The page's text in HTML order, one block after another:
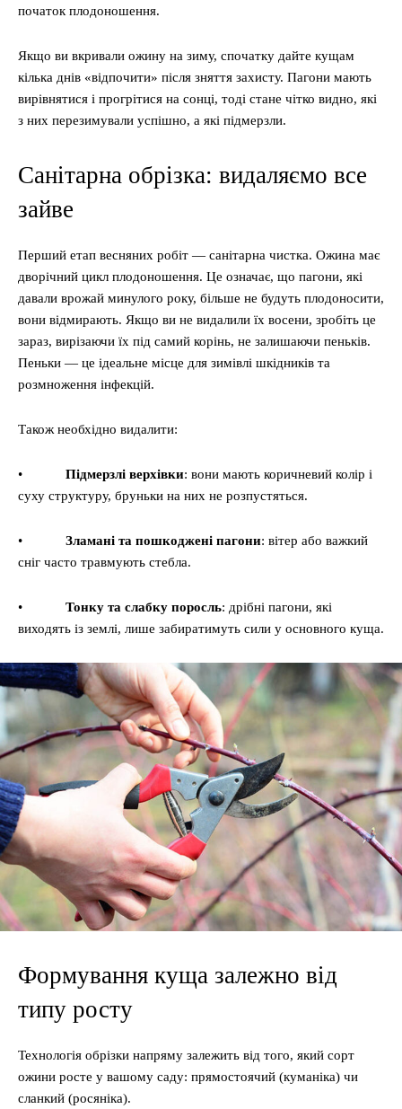
початок плодоношення.
Якщо ви вкривали ожину на зиму, спочатку дайте кущам
кілька днів «відпочити» після зняття захисту. Пагони мають
вирівнятися і прогрітися на сонці, тоді стане чітко видно, які
з них перезимували успішно, а які підмерзли.
Санітарна обрізка: видаляємо все
зайве
Перший етап весняних робіт — санітарна чистка. Ожина має
дворічний цикл плодоношення. Це означає, що пагони, які
давали врожай минулого року, більше не будуть плодоносити,
вони відмирають. Якщо ви не видалили їх восени, зробіть це
зараз, вирізаючи їх під самий корінь, не залишаючи пеньків.
Пеньки — це ідеальне місце для зимівлі шкідників та
розмноження інфекцій.
Також необхідно видалити:
• Підмерзлі верхівки: вони мають коричневий колір і
суху структуру, бруньки на них не розпустяться.
• Зламані та пошкоджені пагони: вітер або важкий
сніг часто травмують стебла.
• Тонку та слабку поросль: дрібні пагони, які
виходять із землі, лише забиратимуть сили у основного куща.
Формування куща залежно від
типу росту
Технологія обрізки напряму залежить від того, який сорт
ожини росте у вашому саду: прямостоячий (куманіка) чи
сланкий (росяніка).